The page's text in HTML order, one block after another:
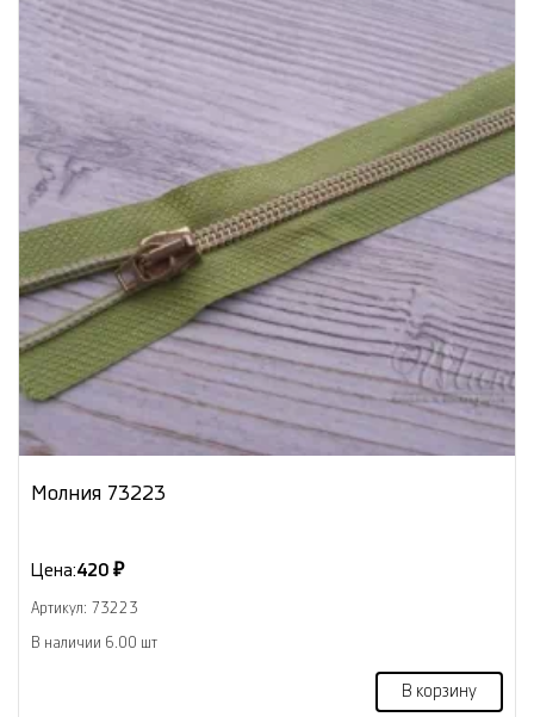
Молния 73223
Цена:420 ₽
Артикул: 73223
В наличии 6.00 шт
В корзину